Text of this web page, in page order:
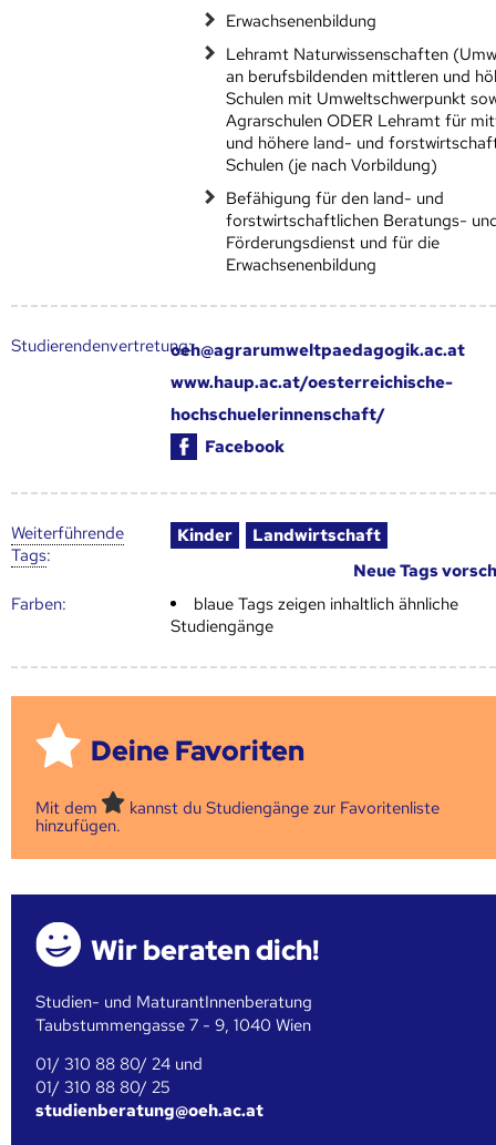
Erwachsenenbildung
Lehramt Naturwissenschaften
an berufsbildenden mittleren und
Schulen mit Umweltschwerpunkt
Agrarschulen ODER Lehramt für
und höhere land- und
Schulen (je nach Vorbildung)
Befähigung für den land- und
forstwirtschaftlichen Beratungs-
Förderungsdienst und für die
Erwachsenenbildung
Studierendenvertretung:oeh@agrarumweltpaedagogik.ac.at
www.haup.ac.at/oesterreichische-
hochschuelerinnenschaft/
Facebook
Weiter­führende
Tags:
Kinder
Landwirtschaft
Neue Tags
Farben:
blaue Tags zeigen inhaltlich ähnliche
Studiengänge
Deine Favoriten
Mit dem
kannst du Studiengänge zur Favoritenliste
hinzufügen.
Wir beraten dich!
Studien- und MaturantInnenberatung
Taubstummengasse 7 - 9, 1040 Wien
01/ 310 88 80/ 24 und
01/ 310 88 80/ 25
studienberatung@oeh.ac.at